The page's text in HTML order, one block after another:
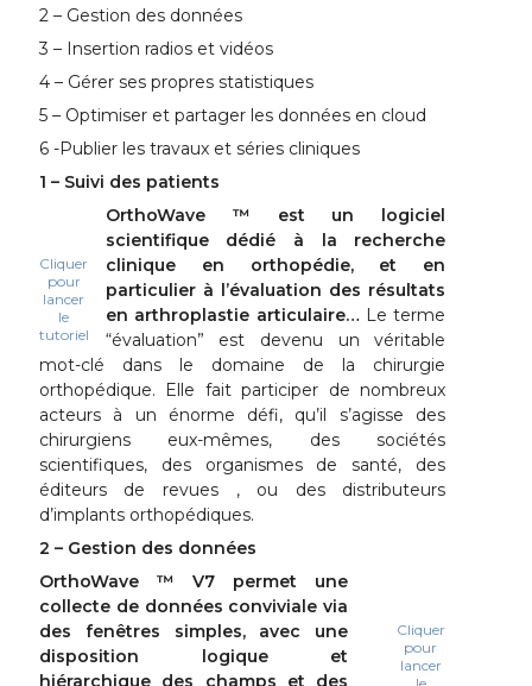
2 – Gestion des données
3 – Insertion radios et vidéos
4 – Gérer ses propres statistiques
5 – Optimiser et partager les données en cloud
6 -Publier les travaux et séries cliniques
1 – Suivi des patients
Cliquer
pour
lancer
le
tutoriel
OrthoWave ™ est un logiciel
scientifique dédié à la recherche
clinique en orthopédie, et en
particulier à l’évaluation des résultats
en arthroplastie articulaire… Le terme
“évaluation” est devenu un véritable
mot-clé dans le domaine de la chirurgie
orthopédique. Elle fait participer de nombreux
acteurs à un énorme défi, qu’il s’agisse des
chirurgiens eux-mêmes, des sociétés
scientifiques, des organismes de santé, des
éditeurs de revues , ou des distributeurs
d’implants orthopédiques.
2 – Gestion des données
Cliquer
pour
lancer
OrthoWave ™ V7 permet une
collecte de données conviviale via
des fenêtres simples, avec une
disposition logique et
hiérarchique des champs et des